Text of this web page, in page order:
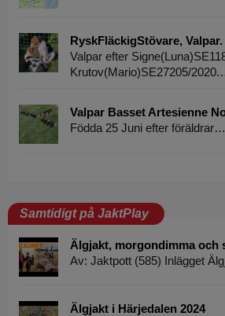
RyskFläckigStövare, Valpar.
Valpar efter
Krutov(Mario)SE27205/
Valpar Basset Artesienne
Födda 25 Juni efter föräldrar…
Samtidigt på JaktPlay
Älgjakt, morgondimma och
Av: Jaktpott (585) Inlägget
Älgjakt i Härjedalen 2024